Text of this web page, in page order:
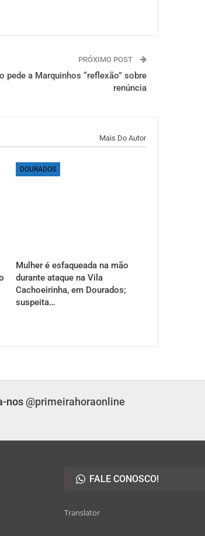
PRÓXIMO POST
pede a Marquinhos “reflexão” sobre
renúncia
Mais Do Autor
DOURADOS
Mulher é esfaqueada na mão
durante ataque na Vila
Cachoeirinha, em Dourados;
suspeita…
nos @primeirahoraonline
FALE CONOSCO!
Translator